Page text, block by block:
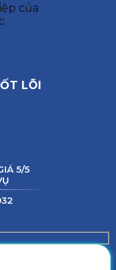
của
LÕI
5/5